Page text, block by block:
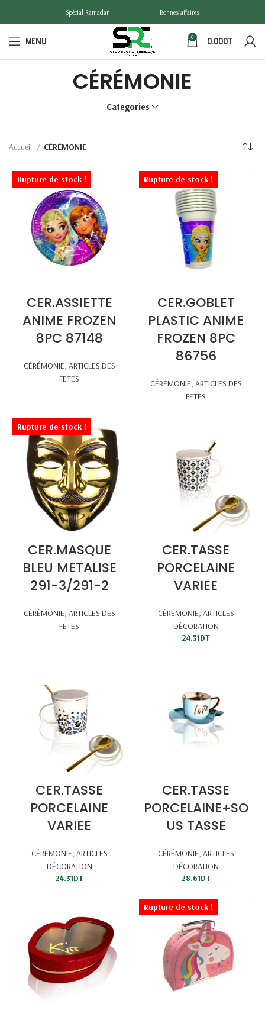
Spécial Ramadan Bonnes affaires
MENU 0 0.00DT
CÉRÉMONIE
Categories
Accueil CÉRÉMONIE
Rupture de stock !
CER.ASSIETTE
ANIME FROZEN
8PC 87148
CÉRÉMONIE, ARTICLES DES
FETES
Rupture de stock !
CER.GOBLET
PLASTIC ANIME
FROZEN 8PC
86756
CÉRÉMONIE, ARTICLES DES
FETES
Rupture de stock !
CER.MASQUE
BLEU METALISE
291-3/291-2
CÉRÉMONIE, ARTICLES DES
FETES
CER.TASSE
PORCELAINE
VARIEE
CÉRÉMONIE, ARTICLES
DÉCORATION
24.31DT
CER.TASSE
PORCELAINE
VARIEE
CÉRÉMONIE, ARTICLES
DÉCORATION
24.31DT
CER.TASSE
PORCELAINE+SO
US TASSE
CÉRÉMONIE, ARTICLES
DÉCORATION
28.61DT
Rupture de stock !